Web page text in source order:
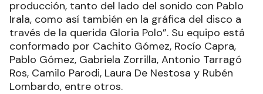
producción, tanto del lado del sonido con Pablo
Irala, como así también en la gráfica del disco a
través de la querida Gloria Polo”. Su equipo está
conformado por Cachito Gómez, Rocío Capra,
Pablo Gómez, Gabriela Zorrilla, Antonio Tarragó
Ros, Camilo Parodi, Laura De Nestosa y Rubén
Lombardo, entre otros.